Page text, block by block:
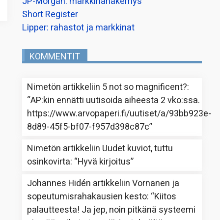
Short Register
Lipper: rahastot ja markkinat
KOMMENTIT
Nimetön artikkeliin 5 not so magnificent?:
“AP:kin ennätti uutisoida aiheesta 2 vko:ssa.
https://www.arvopaperi.fi/uutiset/a/93bb923e-
8d89-45f5-bf07-f957d398c87c”
Nimetön artikkeliin Uudet kuviot, tuttu
osinkovirta: “Hyvä kirjoitus”
Johannes Hidén artikkeliinVornanen ja
sopeutumisrahakausien kesto: “Kiitos
palautteesta! Ja jep, noin pitkänä systeemi